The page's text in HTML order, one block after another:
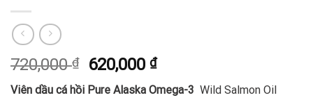
720,000₫ 620,000₫
Viên dầu cá hồi Pure Alaska Omega-3 Wild Salmon Oil